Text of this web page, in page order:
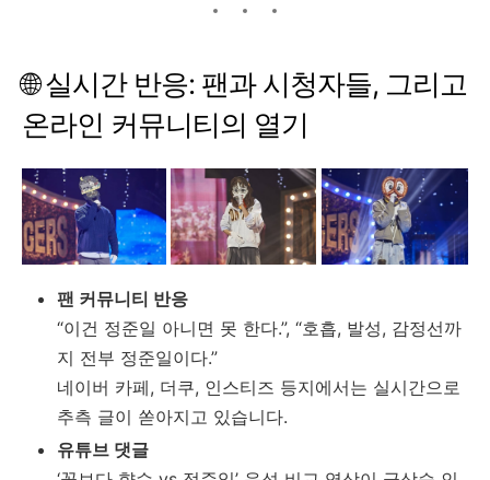
🌐실시간 반응: 팬과시청자들, 그리고
온라인 커뮤니티의 열기
팬 커뮤니티 반응
“이건 정준일 아니면 못 한다.”, “호흡, 발성, 감정선까
지 전부 정준일이다.”
네이버 카페, 더쿠, 인스티즈 등지에서는 실시간으로
추측 글이 쏟아지고 있습니다.
유튜브 댓글